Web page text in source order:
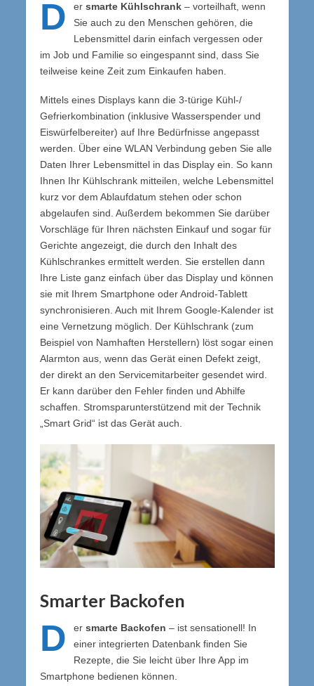
D er smarte Kühlschrank– vorteilhaft, wenn
Sie auch zu den Menschen gehören, die
Lebensmittel darin einfach vergessen oder
im Job und Familie so eingespannt sind, dass Sie
teilweise keine Zeit zum Einkaufen haben.
Mittels eines Displays kann die 3-türige Kühl-/
Gefrierkombination (inklusive Wasserspender und
Eiswürfelbereiter) auf Ihre Bedürfnisse angepasst
werden. Über eine WLAN Verbindung geben Sie alle
Daten Ihrer Lebensmittel in das Display ein. So kann
Ihnen Ihr Kühlschrank mitteilen, welche Lebensmittel
kurz vor dem Ablaufdatum stehen oder schon
abgelaufen sind. Außerdem bekommen Sie darüber
Vorschläge für Ihren nächsten Einkauf und sogar für
Gerichte angezeigt, die durch den Inhalt des
Kühlschrankes ermittelt werden. Sie erstellen dann
Ihre Liste ganz einfach über das Display und können
sie mit Ihrem Smartphone oder Android-Tablett
synchronisieren. Auch mit Ihrem Google-Kalender ist
eine Vernetzung möglich. Der Kühlschrank (zum
Beispiel von Namhaften Herstellern) löst sogar einen
Alarmton aus, wenn das Gerät einen Defekt zeigt,
der direkt an den Servicemitarbeiter gesendet wird.
Er kann darüber den Fehler finden und Abhilfe
schaffen. Stromsparunterstützend mit der Technik
„Smart Grid“ ist das Gerät auch.
Smarter Backofen
D er smarte Backofen – ist sensationell! In
einer integrierten Datenbank finden Sie
Rezepte, die Sie leicht über Ihre App im
Smartphone bedienen können.